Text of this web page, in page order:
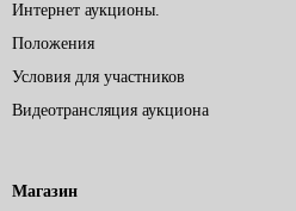
Интернет аукционы.
Положения
Условия для участников
Видеотрансляция аукциона
Магазин